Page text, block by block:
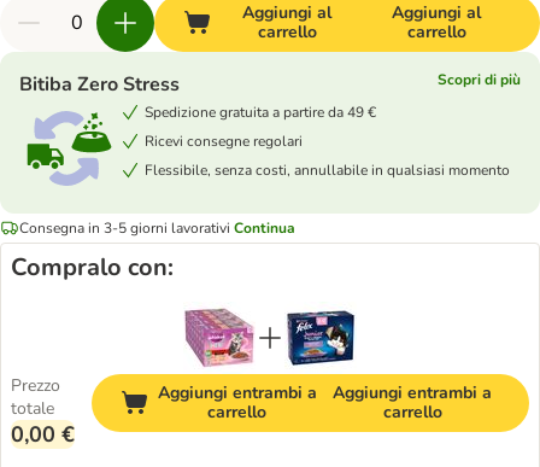
Aggiungi al
carrello
Aggiungi al
carrello
Bitiba Zero Stress
Scopri di più
Spedizione gratuita a partire da 49 €
Ricevi consegne regolari
Flessibile, senza costi, annullabile in qualsiasi momento
Consegna in 3-5 giorni lavorativi Continua
Compralo con:
Prezzo
totale
0,00 €
Aggiungi entrambi a
carrello
Aggiungi entrambi a
carrello